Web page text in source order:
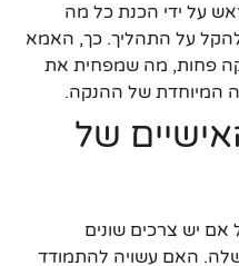
על ידי הכנת כל מה
להקל על התהליך. כך, האמא
פחות, מה שמפחית את
המיוחדת של ההנקה.
של
יש צרכים שונים
האם עשויה להתמודד